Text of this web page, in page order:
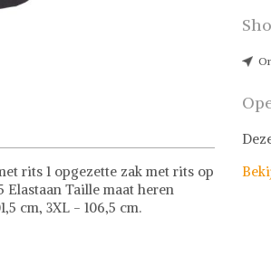
rits 1 opgezette zak met rits op
Elastaan Taille maat heren
cm, 3XL - 106,5 cm.